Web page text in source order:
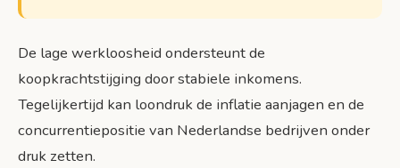
De lage werkloosheid ondersteunt de
koopkrachtstijging door stabiele inkomens.
Tegelijkertijd kan loondruk de inflatie aanjagen en de
concurrentiepositie van Nederlandse bedrijven onder
druk zetten.